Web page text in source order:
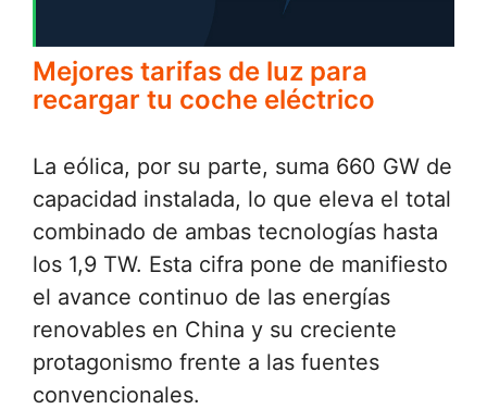
Mejores tarifas de luz para
recargar tu coche eléctrico
La eólica, por su parte, suma 660 GW de
capacidad instalada, lo que eleva el total
combinado de ambas tecnologías hasta
los 1,9 TW. Esta cifra pone de manifiesto
el avance continuo de las energías
renovables en China y su creciente
protagonismo frente a las fuentes
convencionales.